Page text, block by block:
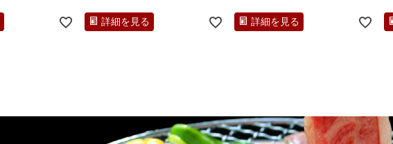
詳細を見る 詳細を見る